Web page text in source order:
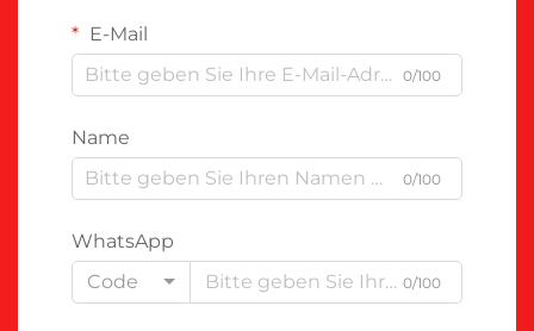
E-Mail
0/100
Name
0/100
WhatsApp
Code
0/100